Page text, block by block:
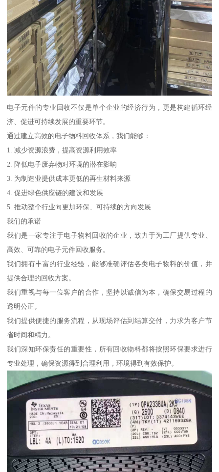
电子元件的专业回收不仅是单个企业的经济行为，更是构建循环经
济、促进可持续发展的重要环节。
通过建立高效的电子物料回收体系，我们能够：
1. 减少资源浪费，提高资源利用效率
2. 降低电子废弃物对环境的潜在影响
3. 为制造业提供成本更低的再生材料来源
4. 促进绿色供应链的建设和发展
5. 推动整个行业向更加环保、可持续的方向发展
我们的承诺
我们是一家专注于电子物料回收的企业，致力于为工厂提供专业、
高效、可靠的电子元件回收服务。
我们拥有丰富的行业经验，能够准确评估各类电子物料的价值，并
提供合理的回收方案。
我们重视与每一位客户的合作，坚持以诚信为本，确保交易过程的
透明公正。
我们提供便捷的服务流程，从现场评估到结算交付，力求为客户节
省时间和精力。
我们深知环保责任的重要性，所有回收物料都将按照环保要求进行
专业处理，确保资源得到合理利用，环境得到有效保护。